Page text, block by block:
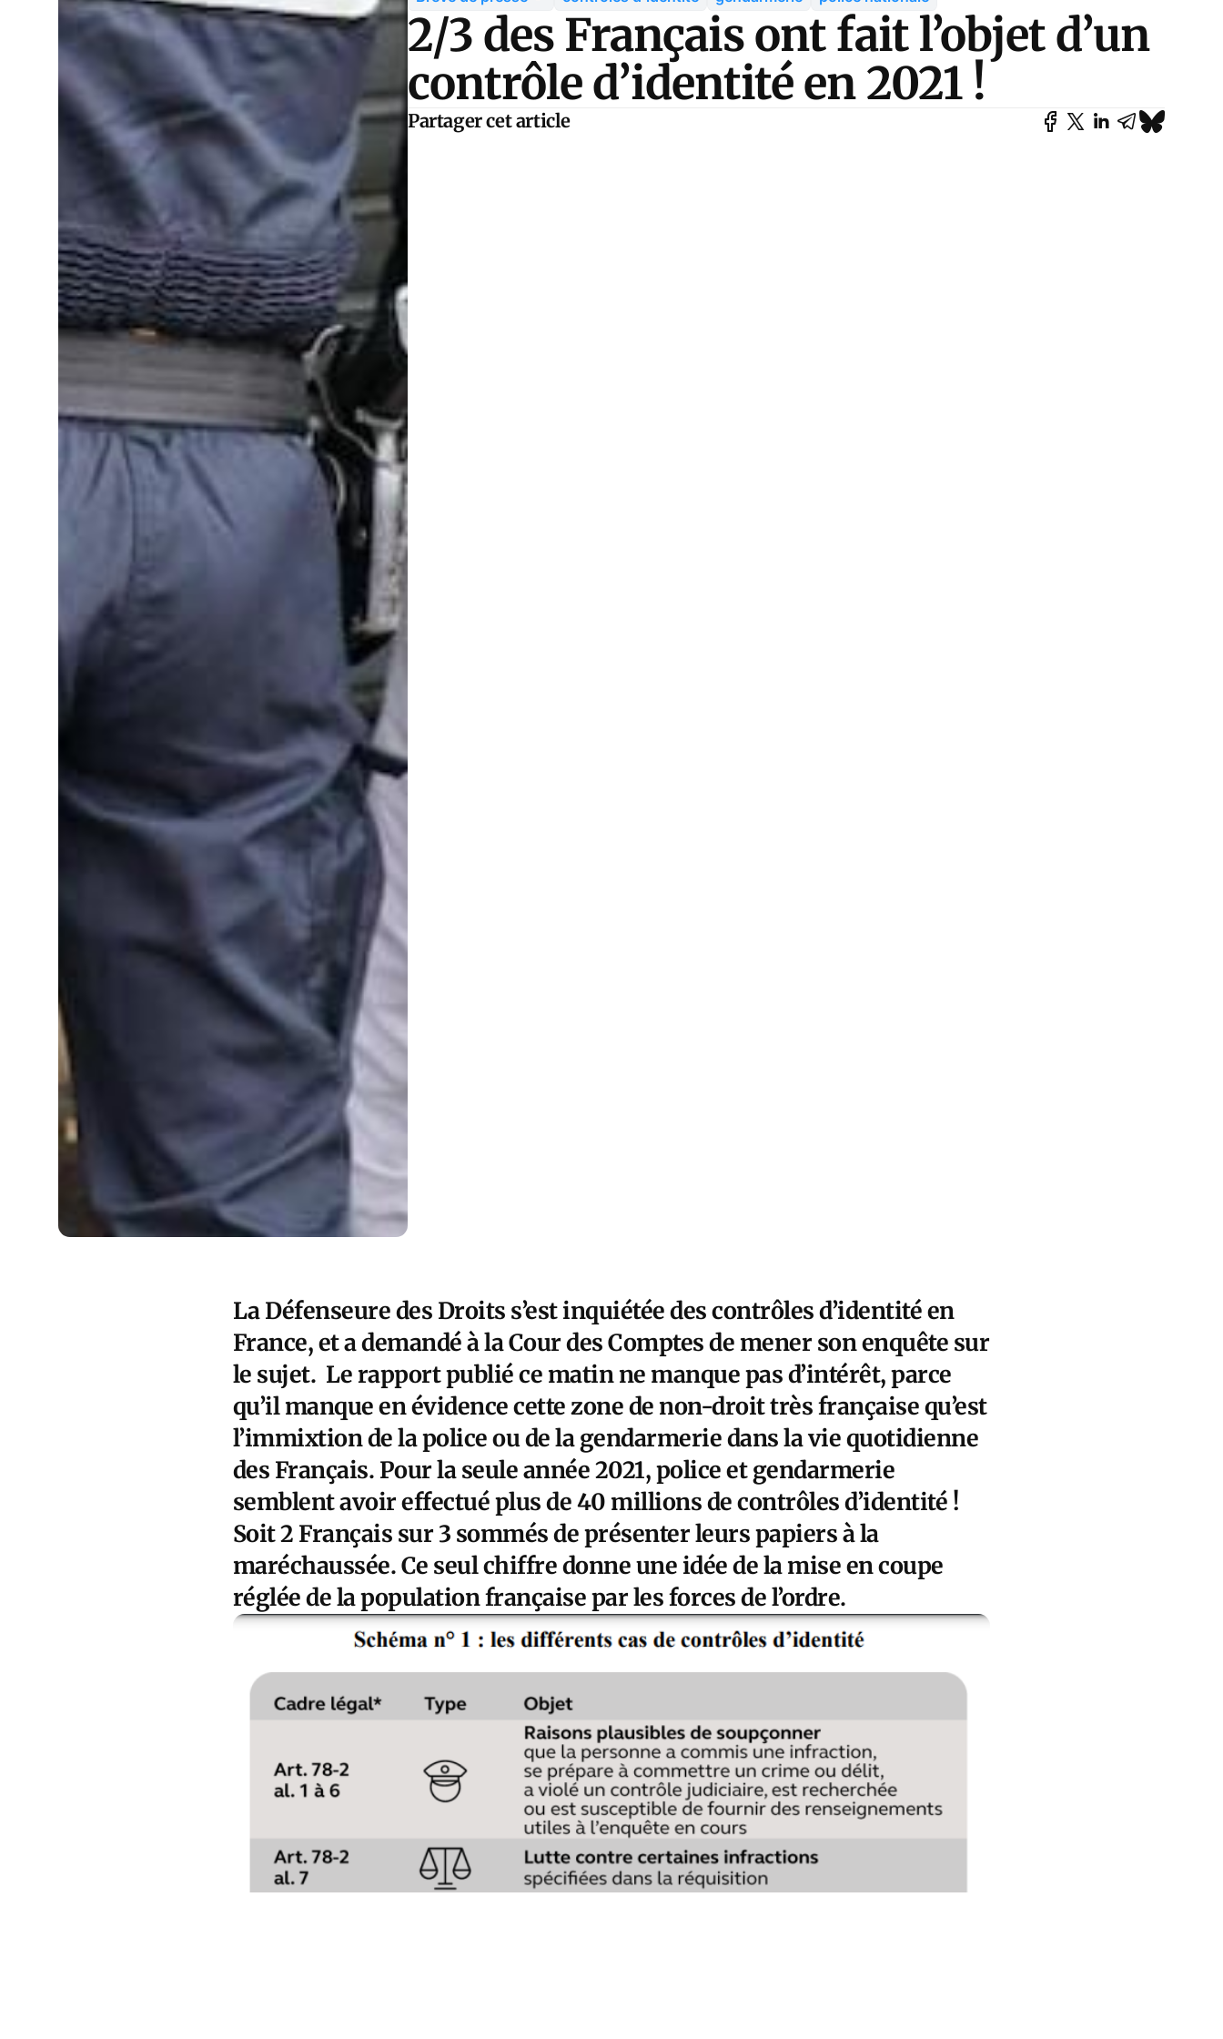
2/3 des Français ont fait l’objet d’un
contrôle d’identité en 2021 !
Partager cet article
La Défenseure des Droits s’est inquiétée des contrôles d’identité en
France, et a demandé à la Cour des Comptes de mener son enquête sur
le sujet. Le rapport publié ce matin ne manque pas d’intérêt, parce
qu’il manque en évidence cette zone de non-droit très française qu’est
l’immixtion de la police ou de la gendarmerie dans la vie quotidienne
des Français. Pour la seule année 2021, police et gendarmerie
semblent avoir effectué plus de 40 millions de contrôles d’identité !
Soit 2 Français sur 3 sommés de présenter leurs papiers à la
maréchaussée. Ce seul chiffre donne une idée de la mise en coupe
réglée de la population française par les forces de l’ordre.